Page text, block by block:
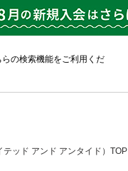
の検索機能をご利用くだ
ッド アンド アンタイド）TOP